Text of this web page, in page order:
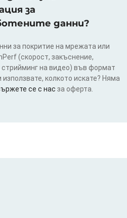
за
данни?
за покритие на мрежата или
(скорост, закъснение,
на видео) във формат
използвате, колкото искате? Няма
се с нас за оферта.